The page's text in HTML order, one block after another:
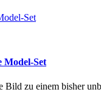
Model-Set
Bild zu einem bisher